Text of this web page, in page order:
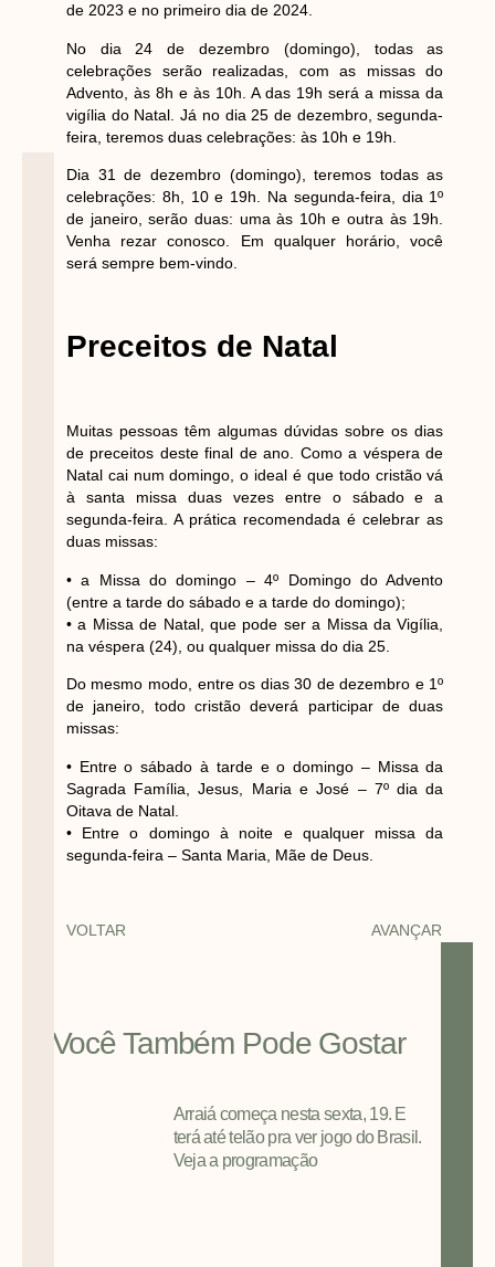
de 2023 e no primeiro dia de 2024.
No dia 24 de dezembro (domingo), todas as
celebrações serão realizadas, com as missas do
Advento, às 8h e às 10h. A das 19h será a missa da
vigília do Natal. Já no dia 25 de dezembro, segunda-
feira, teremos duas celebrações: às 10h e 19h.
Dia 31 de dezembro (domingo), teremos todas as
celebrações: 8h, 10 e 19h. Na segunda-feira, dia 1º
de janeiro, serão duas: uma às 10h e outra às 19h.
Venha rezar conosco. Em qualquer horário, você
será sempre bem-vindo.
Preceitos de Natal
Muitas pessoas têm algumas dúvidas sobre os dias
de preceitos deste final de ano. Como a véspera de
Natal cai num domingo, o ideal é que todo cristão vá
à santa missa duas vezes entre o sábado e a
segunda-feira. A prática recomendada é celebrar as
duas missas:
• a Missa do domingo – 4º Domingo do Advento
(entre a tarde do sábado e a tarde do domingo);
• a Missa de Natal, que pode ser a Missa da Vigília,
na véspera (24), ou qualquer missa do dia 25.
Do mesmo modo, entre os dias 30 de dezembro e 1º
de janeiro, todo cristão deverá participar de duas
missas:
• Entre o sábado à tarde e o domingo – Missa da
Sagrada Família, Jesus, Maria e José – 7º dia da
Oitava de Natal.
• Entre o domingo à noite e qualquer missa da
segunda-feira – Santa Maria, Mãe de Deus.
VOLTAR AVANÇAR
Você Também Pode Gostar
Arraiá começa nesta sexta, 19. E
terá até telão pra ver jogo do Brasil.
Veja a programação